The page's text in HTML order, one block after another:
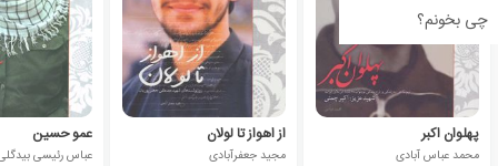
چی بخونم؟
پهلوان اکبر
محمد عباس آبادی
از اهواز تا لولان
مجید جعفرآبادی
عمو حسین
عباس رئیسی